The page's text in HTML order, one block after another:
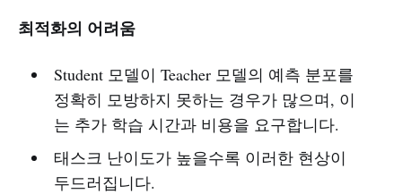
최적화의 어려움
Student 모델이 Teacher 모델의 예측 분포를
정확히 모방하지 못하는 경우가 많으며, 이
는 추가 학습 시간과 비용을 요구합니다.
태스크 난이도가 높을수록 이러한 현상이
두드러집니다.